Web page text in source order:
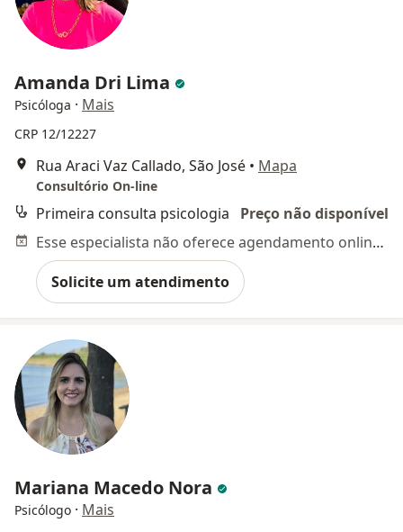
Amanda Dri Lima
Psicóloga · Mais
CRP 12/12227
Rua Araci Vaz Callado, São José • Mapa
Consultório On-line
Primeira consulta psicologia
Preço não disponível
Esse especialista não oferece agendamento online para esse endereço.
Solicite um atendimento
Mariana Macedo Nora
Psicólogo · Mais